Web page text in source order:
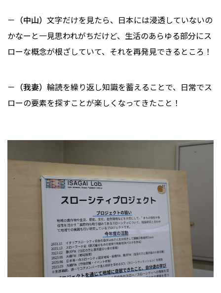
－（中山） 文字だけを見たら、日本には浸透していないの
かなーと一見思われがちだけど、生活のあらゆる部分にス
ローな概念が根ざしていて、それを再発見できるところ！
－（我妻） 輪読を繰り返し知識を蓄えることで、日常でス
ローの要素を探すことが楽しくなってきたこと！